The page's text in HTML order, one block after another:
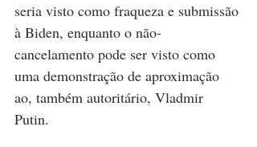
seria visto como fraqueza e submissão
à Biden, enquanto o não-
cancelamento pode ser visto como
uma demonstração de aproximação
ao, também autoritário, Vladmir
Putin.